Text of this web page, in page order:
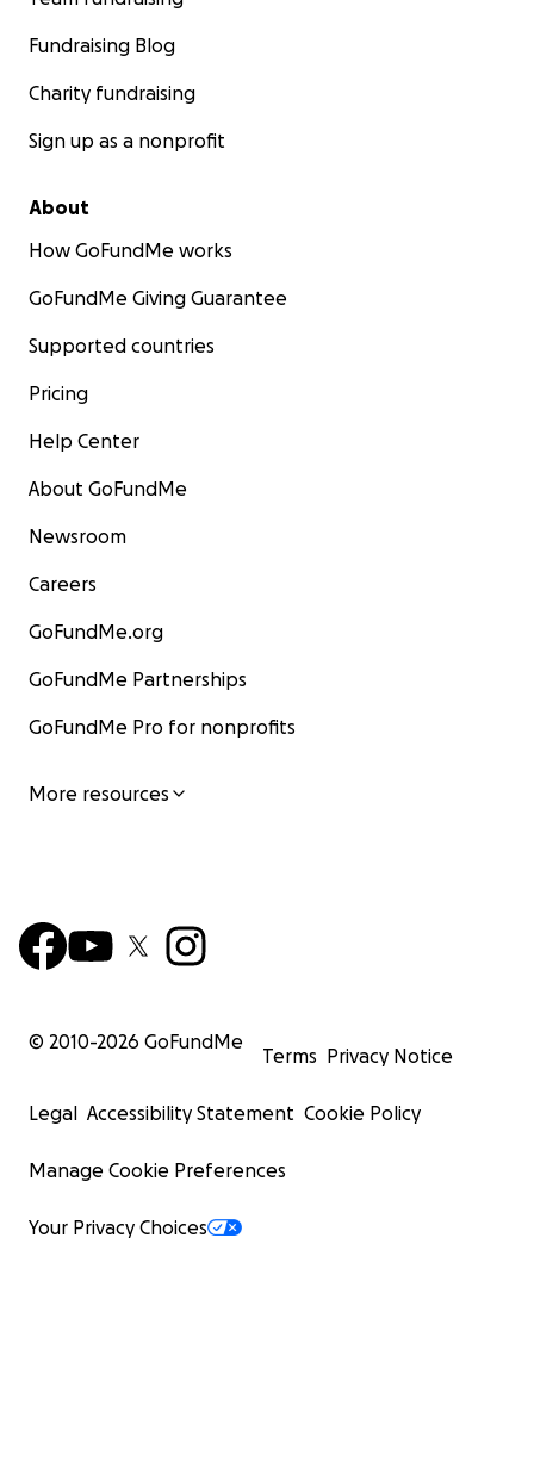
Fundraising Blog
Charity fundraising
Sign up as a nonprofit
About
How GoFundMe works
GoFundMe Giving Guarantee
Supported countries
Pricing
Help Center
About GoFundMe
Newsroom
Careers
GoFundMe.org
GoFundMe Partnerships
GoFundMe Pro for nonprofits
More resources
© 2010-2026 GoFundMe
Terms Privacy Notice
Legal Accessibility Statement Cookie Policy
Manage Cookie Preferences
Your Privacy Choices